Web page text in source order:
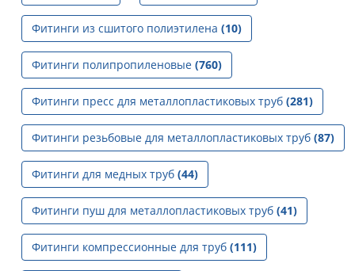
Фитинги из сшитого полиэтилена (10)
Фитинги полипропиленовые (760)
Фитинги пресс для металлопластиковых труб (281)
Фитинги резьбовые для металлопластиковых труб (87)
Фитинги для медных труб (44)
Фитинги пуш для металлопластиковых труб (41)
Фитинги компрессионные для труб (111)